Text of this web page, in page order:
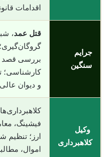
اقدامات
جرایم
سنگین
قتل عمد،
بررسی قصد
کارشناسی؛
و دیوان
وکیل
کلاهبرداری
فیشینگ،
ارز؛ تنظیم
اموال،